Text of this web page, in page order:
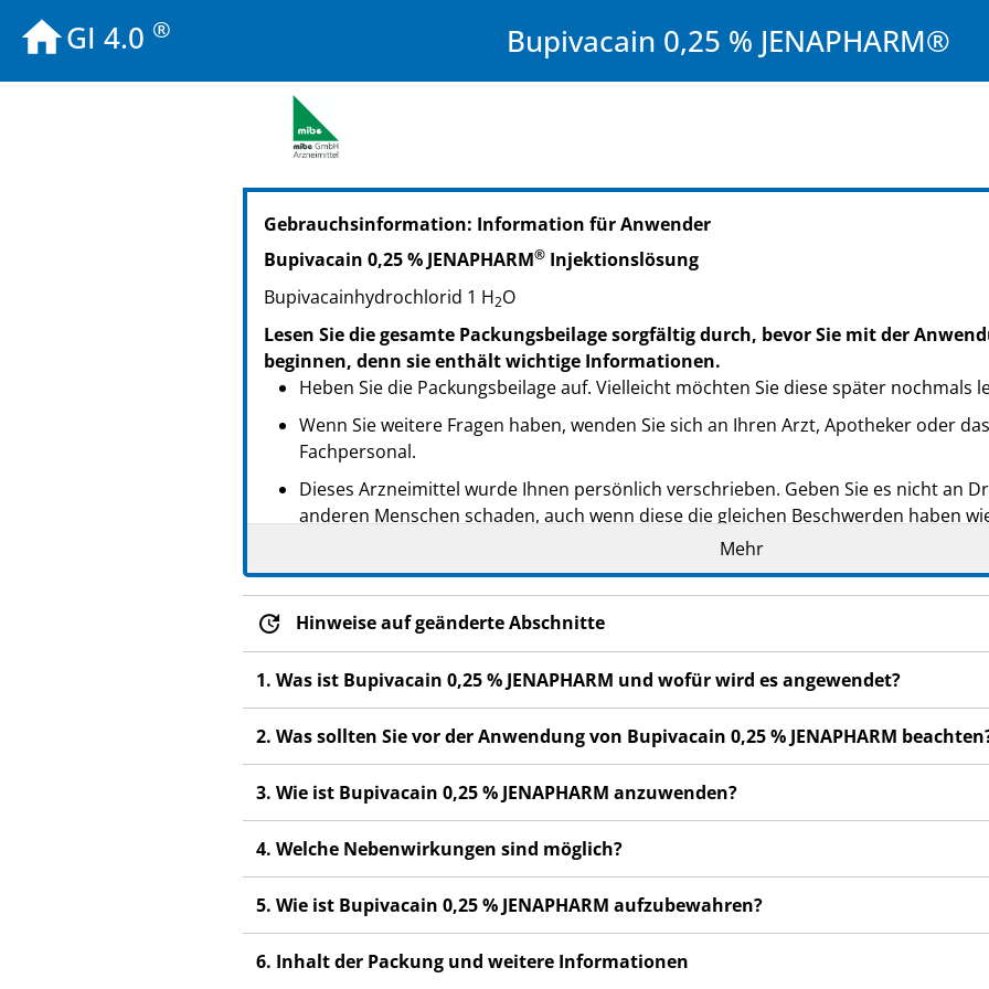
GI 4.0 ® Bupivacain 0,25 % JENAPHARM®
PZN: 07703489
PPN: 110770348946
GTIN: 04251520700680
PPN: 110770349512
GTIN: 04251520700673
Gebrauchsinformation: Information für Anwender
Bupivacain 0,25 % JENAPHARM® Injektionslösung
Bupivacainhydrochlorid 1 H2O
Lesen Sie die gesamte Packungsbeilage sorgfältig durch, bevor Sie mit der
beginnen, denn sie enthält wichtige Informationen.
Heben Sie die Packungsbeilage auf. Vielleicht möchten Sie diese später nochmals
Wenn Sie weitere Fragen haben, wenden Sie sich an Ihren Arzt, Apotheker oder
Fachpersonal.
Dieses Arzneimittel wurde Ihnen persönlich verschrieben. Geben Sie es nicht an
anderen Menschen schaden, auch wenn diese die gleichen Beschwerden haben
Wenn Sie Nebenwirkungen bemerken, wenden Sie sich an Ihren Arzt, Apotheker
Fachpersonal. Dies gilt auch für Nebenwirkungen, die nicht in dieser
Mehr
Hinweise auf geänderte Abschnitte
1. Was ist Bupivacain 0,25 % JENAPHARM und wofür wird es angewendet?
2. Was sollten Sie vor der Anwendung von Bupivacain 0,25 % JENAPHARM
3. Wie ist Bupivacain 0,25 % JENAPHARM anzuwenden?
4. Welche Nebenwirkungen sind möglich?
5. Wie ist Bupivacain 0,25 % JENAPHARM aufzubewahren?
6. Inhalt der Packung und weitere Informationen